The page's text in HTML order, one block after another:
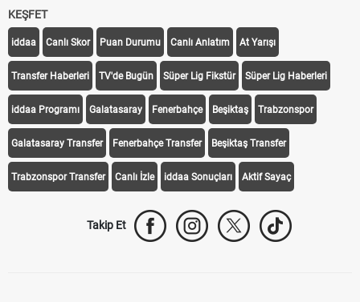
KEŞFET
iddaa Canlı Skor Puan Durumu Canlı Anlatım At Yarışı
Transfer Haberleri TV'de Bugün Süper Lig Fikstür Süper Lig Haberleri
iddaa Programı Galatasaray Fenerbahçe Beşiktaş Trabzonspor
Galatasaray Transfer Fenerbahçe Transfer Beşiktaş Transfer
Trabzonspor Transfer Canlı İzle iddaa Sonuçları Aktif Sayaç
Takip Et